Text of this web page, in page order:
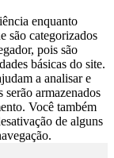
enquanto
são categorizados
pois são
básicas do site.
a analisar e
serão armazenados
Você também
de alguns